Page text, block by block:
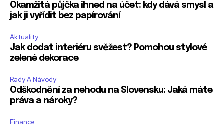
Okamžitá půjčka ihned na účet: kdy dává smysl a
jak ji vyřídit bez papírování
Aktuality
Jak dodat interiéru svěžest? Pomohou stylové
zelené dekorace
Rady A Návody
Odškodnění za nehodu na Slovensku: Jaká máte
práva a nároky?
Finance